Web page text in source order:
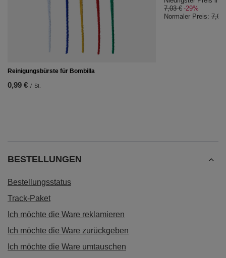
Reinigungsbürste für Bombilla
0,99 € / St.
7,03 € -29%
Normaler Preis: 7,03
BESTELLUNGEN
Bestellungsstatus
Track-Paket
Ich möchte die Ware reklamieren
Ich möchte die Ware zurückgeben
Ich möchte die Ware umtauschen